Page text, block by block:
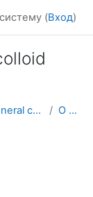
(Вход)
General chemistry О курсе